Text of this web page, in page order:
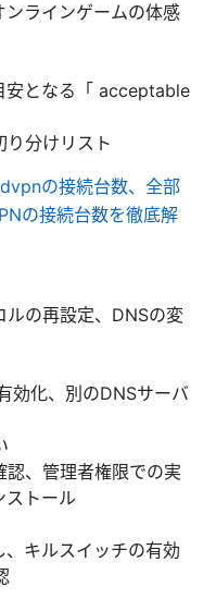
ラインゲームの体感
安となる「 acceptable
り分けリスト
の接続台数、全部
の接続台数を徹底解
ルの再設定、DNSの変
効化、別のDNSサーバ
認、管理者権限での実
ストール
キルスイッチの有効